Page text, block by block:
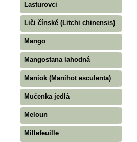
Lasturovci
Liči čínské (Litchi chinensis)
Mango
Mangostana lahodná
Maniok (Manihot esculenta)
Mučenka jedlá
Meloun
Millefeuille